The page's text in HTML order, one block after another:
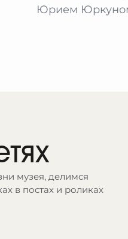
Юрием
музея, делимся
в постах и роликах